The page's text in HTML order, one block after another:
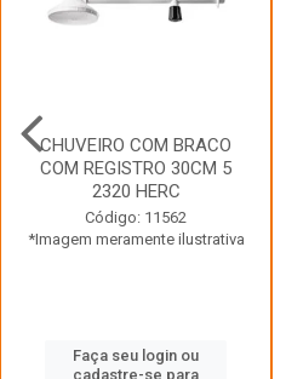
CHUVEIRO COM BRACO
COM REGISTRO 30CM 5
2320 HERC
Código: 11562
*Imagem meramente ilustrativa
Faça seu login ou
cadastre-se para